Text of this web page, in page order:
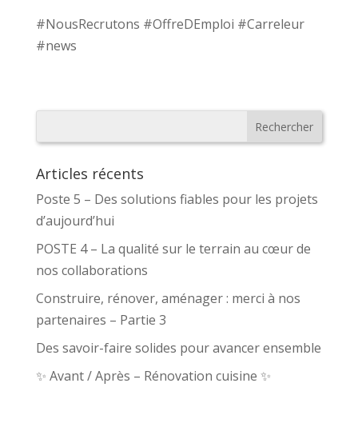
#NousRecrutons #OffreDEmploi #Carreleur
#news
Articles récents
Poste 5 – Des solutions fiables pour les projets
d’aujourd’hui
POSTE 4 – La qualité sur le terrain au cœur de
nos collaborations
Construire, rénover, aménager : merci à nos
partenaires – Partie 3
Des savoir-faire solides pour avancer ensemble
✨ Avant / Après – Rénovation cuisine ✨